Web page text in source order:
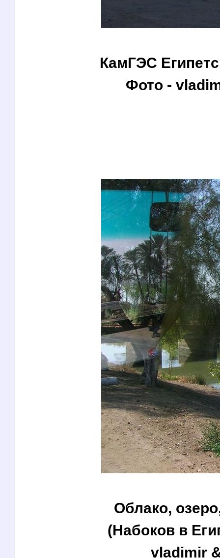
КамГЭС
Фото -
Облако,
(Набоков в
vladimir